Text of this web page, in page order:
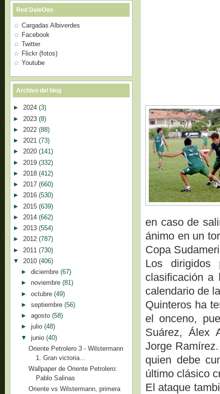
en caso de
ánimo en un
Copa
Los dirigidos
clasificación a
calendario de
Quinteros ha
el onceno,
Suárez, Álex
Jorge
quien debe
último clásico
El ataque
Red DaleOoo
Cargadas Albiverdes
Facebook
Twitter
Flickr (fotos)
Youtube
Archivo del blog
► 2024 (3)
► 2023 (8)
► 2022 (88)
► 2021 (73)
► 2020 (141)
► 2019 (332)
► 2018 (412)
► 2017 (660)
► 2016 (530)
► 2015 (639)
► 2014 (662)
► 2013 (554)
► 2012 (787)
► 2011 (730)
▼ 2010 (406)
► diciembre (67)
► noviembre (81)
► octubre (49)
► septiembre (56)
► agosto (58)
► julio (48)
▼ junio (40)
Oriente Petrolero 3 - Wilstermann
1. Gran victoria...
Wallpaper de Oriente Petrolero:
Pablo Salinas
Oriente vs Wilstermann, primera